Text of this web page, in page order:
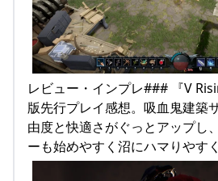
レビュー・インプレ### 『V
版先行プレイ感想。吸血鬼建築
由度と快適さがぐっとアップし
ーも始めやすく沼にハマりやすく